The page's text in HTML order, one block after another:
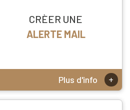
CRÈER UNE
ALERTE MAIL
Plus d'info +